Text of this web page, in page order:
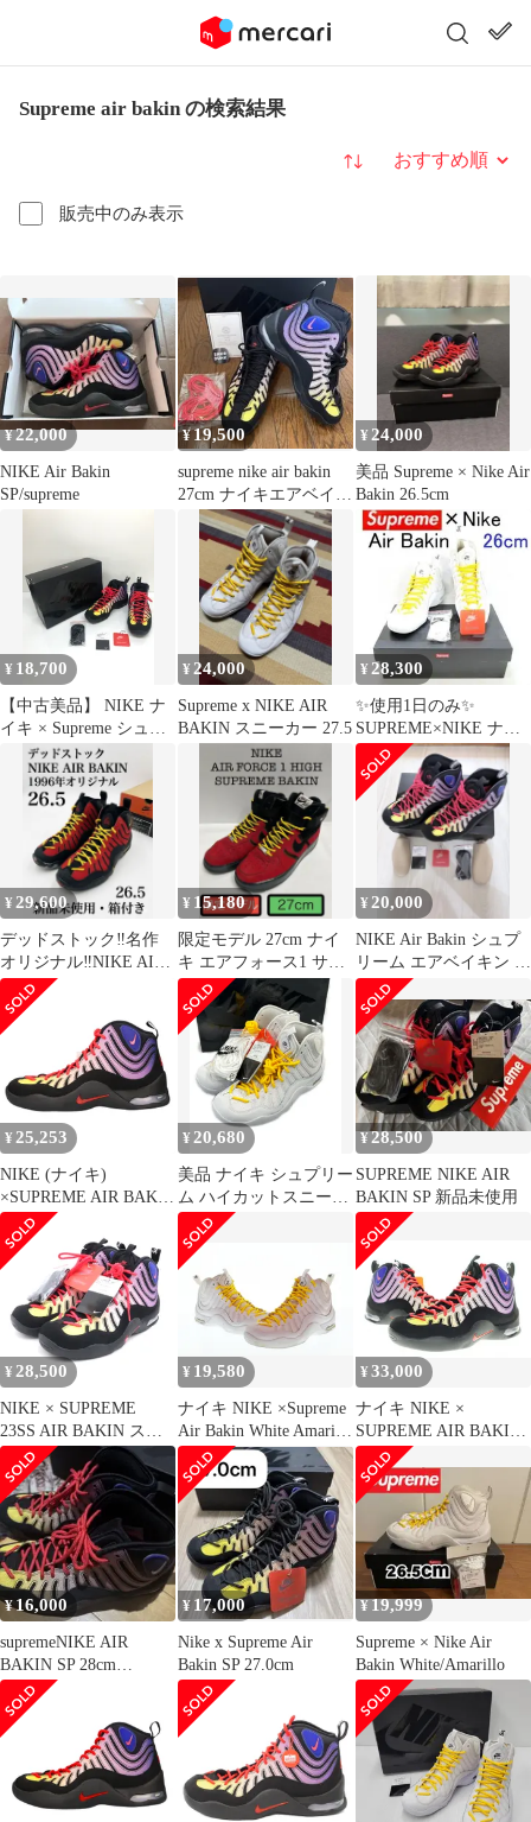
Supreme air bakin の検索結果
販売中のみ表示
並び替え
¥22,000
NIKE Air Bakin
SP/supreme
¥19,500
supreme nike air bakin
27cm ナイキエアベイキ
¥ 24,000
美品 Supreme × Nike Air
Bakin 26.5cm
¥ 18,700
【中古美品】 NIKE ナ
イキ × Supreme シュプ
リーム 別注 コラボ AIR
BAKIN SP DX3292-001
エアベイキン スペシャ
ル スニーカー 靴
【160-260718-kk-44-
hon】
¥ 24,000
Supreme x NIKE AIR
BAKIN スニーカー 27.5
¥28,300
✨使用1日のみ✨
SUPREME×NIKE ナイ
キ エア ベイキン 26cm
¥29,600
デッドストック‼️名作
オリジナル‼️NIKE AIR
BAKIN 新品 箱付き
¥ 15,180
限定モデル 27cm ナイ
キ エアフォース1 サプ
リーム ベイキン [4850]
¥20,000
NIKE Air Bakin シュプ
リーム エアベイキン ハ
イカットスニーカー
¥ 25,253
NIKE (ナイキ)
×SUPREME AIR BAKIN
SP DX3292-001 シュプ
リーム エアベイキン ハ
イカットスニーカー
US9/27.0cm ブラック/
マルチ
¥ 20,680
美品 ナイキ シュプリー
ム ハイカットスニーカ
ー AIR BAKIN SP
DX3292-100 メンズ
SIZE 25.5 (S) NIKE
Supreme
¥28,500
SUPREME NIKE AIR
BAKIN SP 新品未使用
¥ 28,500
NIKE × SUPREME
23SS AIR BAKIN スニ
ーカー 28.5cm
¥ 19,580
ナイキ NIKE ×Supreme
Air Bakin White Amarillo
シュプリーム エア ベイ
キン ホワイト アマリロ
DX3292-100 メンズ靴
スニーカー ホワイト
28cm 103S-1493
¥33,000
ナイキ NIKE ×
SUPREME AIR BAKIN
BLACK 27.5cm
DX3292-001 シュプリー
ム エア ベイキン ブラ
ック 黒 【ブランド古着
ベクトル】【中古】
☆AA★▲■260706
¥16,000
supremeNIKE AIR
BAKIN SP 28cm
DX3292 001
¥ 17,000
Nike x Supreme Air
Bakin SP 27.0cm
¥19,999
Supreme × Nike Air
Bakin White/Amarillo